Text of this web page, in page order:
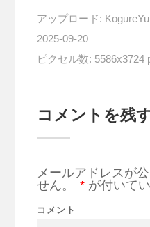
アップロード:
2025-09-20
ピクセル数: 5586x3724
コメントを残
メールアドレスが
せん。
*が付いて
コメント